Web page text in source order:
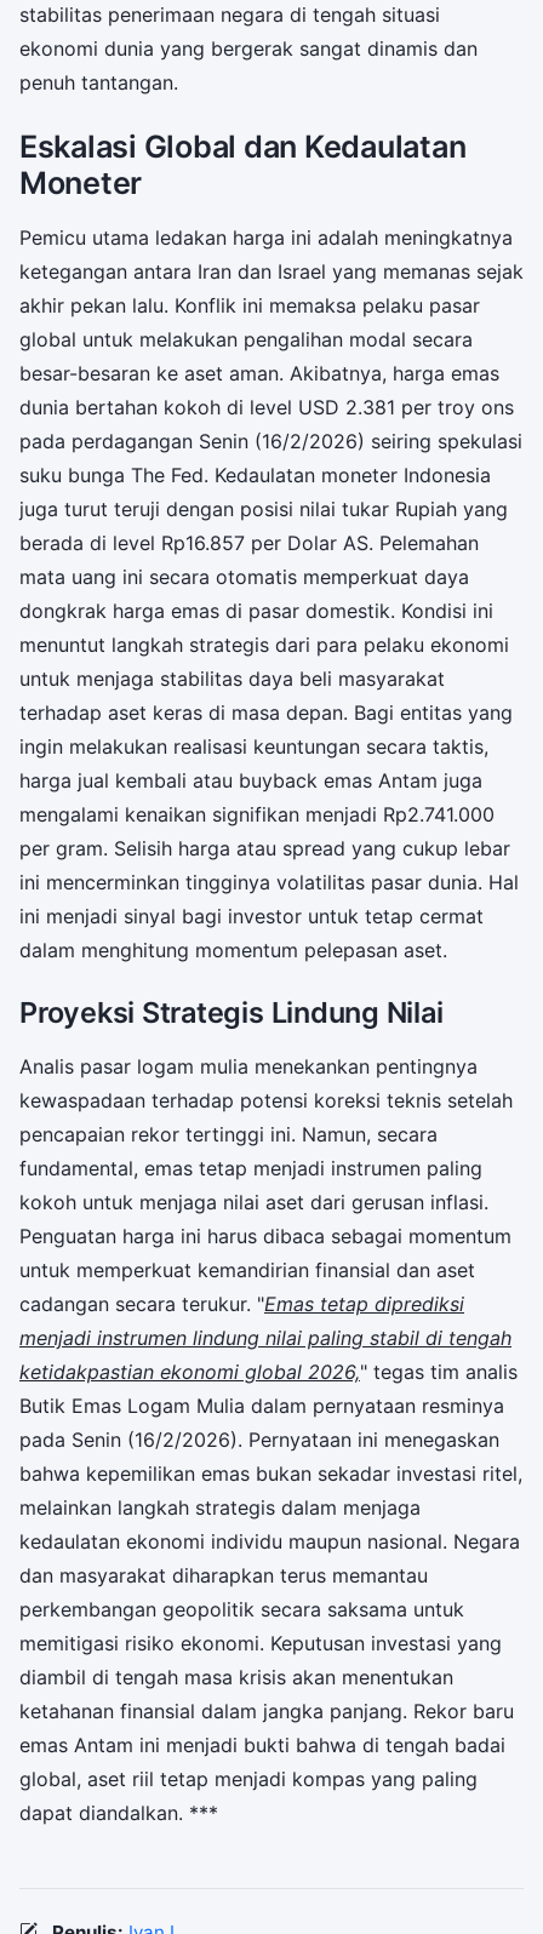
stabilitas penerimaan negara di tengah situasi
ekonomi dunia yang bergerak sangat dinamis dan
penuh tantangan.
Eskalasi Global dan Kedaulatan
Moneter
Pemicu utama ledakan harga ini adalah meningkatnya
ketegangan antara Iran dan Israel yang memanas sejak
akhir pekan lalu. Konflik ini memaksa pelaku pasar
global untuk melakukan pengalihan modal secara
besar-besaran ke aset aman. Akibatnya, harga emas
dunia bertahan kokoh di level USD 2.381 per troy ons
pada perdagangan Senin (16/2/2026) seiring spekulasi
suku bunga The Fed. Kedaulatan moneter Indonesia
juga turut teruji dengan posisi nilai tukar Rupiah yang
berada di level Rp16.857 per Dolar AS. Pelemahan
mata uang ini secara otomatis memperkuat daya
dongkrak harga emas di pasar domestik. Kondisi ini
menuntut langkah strategis dari para pelaku ekonomi
untuk menjaga stabilitas daya beli masyarakat
terhadap aset keras di masa depan. Bagi entitas yang
ingin melakukan realisasi keuntungan secara taktis,
harga jual kembali atau buyback emas Antam juga
mengalami kenaikan signifikan menjadi Rp2.741.000
per gram. Selisih harga atau spread yang cukup lebar
ini mencerminkan tingginya volatilitas pasar dunia. Hal
ini menjadi sinyal bagi investor untuk tetap cermat
dalam menghitung momentum pelepasan aset.
Proyeksi Strategis Lindung Nilai
Analis pasar logam mulia menekankan pentingnya
kewaspadaan terhadap potensi koreksi teknis setelah
pencapaian rekor tertinggi ini. Namun, secara
fundamental, emas tetap menjadi instrumen paling
kokoh untuk menjaga nilai aset dari gerusan inflasi.
Penguatan harga ini harus dibaca sebagai momentum
untuk memperkuat kemandirian finansial dan aset
cadangan secara terukur. "Emas tetap diprediksi
menjadi instrumen lindung nilai paling stabil di tengah
ketidakpastian ekonomi global 2026," tegas tim analis
Butik Emas Logam Mulia dalam pernyataan resminya
pada Senin (16/2/2026). Pernyataan ini menegaskan
bahwa kepemilikan emas bukan sekadar investasi ritel,
melainkan langkah strategis dalam menjaga
kedaulatan ekonomi individu maupun nasional. Negara
dan masyarakat diharapkan terus memantau
perkembangan geopolitik secara saksama untuk
memitigasi risiko ekonomi. Keputusan investasi yang
diambil di tengah masa krisis akan menentukan
ketahanan finansial dalam jangka panjang. Rekor baru
emas Antam ini menjadi bukti bahwa di tengah badai
global, aset riil tetap menjadi kompas yang paling
dapat diandalkan. ***